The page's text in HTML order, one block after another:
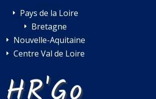
E Pays de la Loire
E Bretagne
E Nouvelle-Aquitaine
E Centre Val de Loire